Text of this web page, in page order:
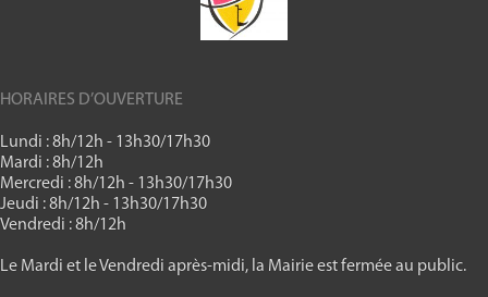
HORAIRES D’OUVERTURE
Lundi : 8h/12h - 13h30/17h30
Mardi : 8h/12h
Mercredi : 8h/12h - 13h30/17h30
Jeudi : 8h/12h - 13h30/17h30
Vendredi : 8h/12h
Le Mardi et le Vendredi après-midi, la Mairie est fermée au public.